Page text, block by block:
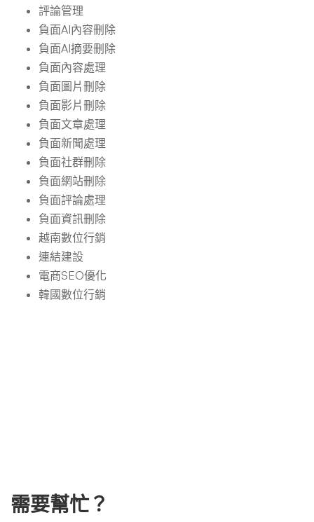
評論管理
負面AI內容刪除
負面AI摘要刪除
負面內容處理
負面圖片刪除
負面影片刪除
負面文章處理
負面新聞處理
負面社群刪除
負面網站刪除
負面評論處理
負面資訊刪除
越南數位行銷
連結建設
電商SEO優化
韓國數位行銷
需要幫忙？